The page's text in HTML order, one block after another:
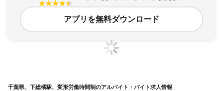
アプリを無料ダウンロード
千葉県、下総橘駅、変形労働時間制のアルバイト・バイト求人情報